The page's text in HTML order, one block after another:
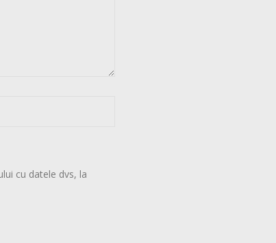
cu datele dvs, la